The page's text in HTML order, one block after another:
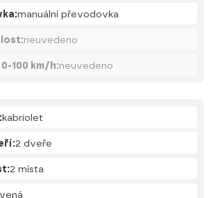
manuální převodovka
neuvedeno
100 km/h:neuvedeno
kabriolet
2 dveře
2 místa